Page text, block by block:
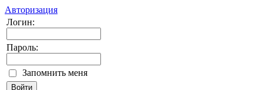
Авторизация
Логин:
Пароль:
Запомнить меня